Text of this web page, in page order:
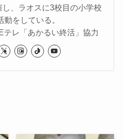
、ラオスに3校目の小学校
動をしている。
レ「あかるい終活」協力